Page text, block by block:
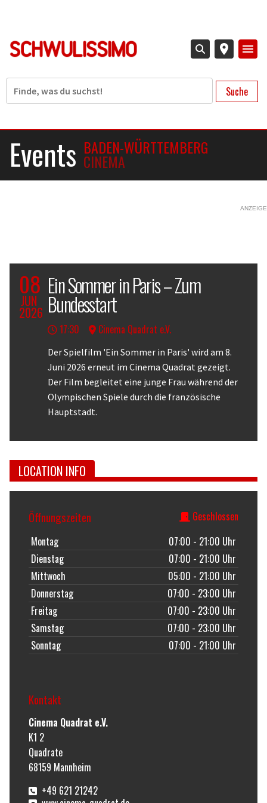
Suche
Events BADEN-WÜRTTEMBERG
CINEMA
ANZEIGE
08
JUN
2026
Ein Sommer in Paris – Zum
Bundesstart
17:30 Cinema Quadrat e.V.
Body
Der Spielfilm 'Ein Sommer in Paris' wird am 8.
Juni 2026 erneut im Cinema Quadrat gezeigt.
Der Film begleitet eine junge Frau während der
Olympischen Spiele durch die französische
Hauptstadt.
LOCATION INFO
Kontakt
Cinema Quadrat e.V.
K1 2
Quadrate
68159 Mannheim
+49 621 21242
Öffnungszeiten
Geschlossen
Montag
07:00 - 21:00 Uhr
Dienstag
07:00 - 21:00 Uhr
Mittwoch
05:00 - 21:00 Uhr
Donnerstag
07:00 - 23:00 Uhr
Freitag
07:00 - 23:00 Uhr
Samstag
07:00 - 23:00 Uhr
Sonntag
07:00 - 21:00 Uhr